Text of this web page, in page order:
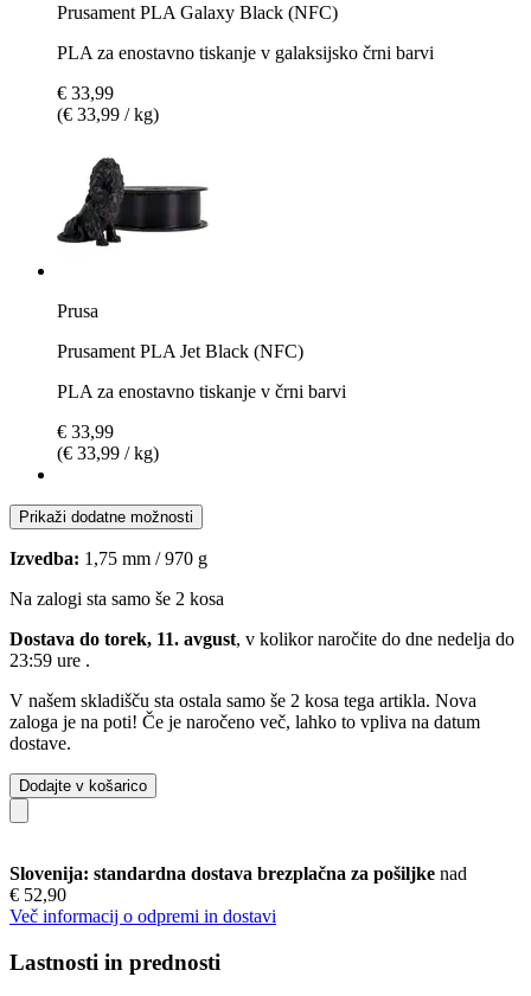
Prusament PLA Galaxy Black (NFC)
PLA za enostavno tiskanje v galaksijsko črni barvi
€ 33,99
(€ 33,99 / kg)
Prusa
Prusament PLA Jet Black (NFC)
PLA za enostavno tiskanje v črni barvi
€ 33,99
(€ 33,99 / kg)
Prikaži dodatne možnosti
Izvedba: 1,75 mm / 970 g
Na zalogi sta samo še 2 kosa
Dostava do torek, 11. avgust, v kolikor naročite do dne nedelja do
23:59 ure .
V našem skladišču sta ostala samo še 2 kosa tega artikla. Nova
zaloga je na poti! Če je naročeno več, lahko to vpliva na datum
dostave.
Dodajte v košarico
Slovenija: standardna dostava brezplačna za pošiljke nad
€ 52,90
Več informacij o odpremi in dostavi
Lastnosti in prednosti